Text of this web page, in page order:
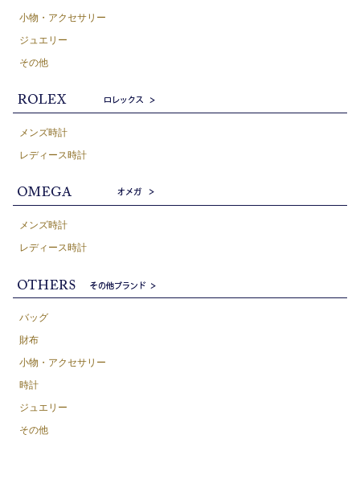
小物・アクセサリー
ジュエリー
その他
メンズ時計
レディース時計
メンズ時計
レディース時計
バッグ
財布
小物・アクセサリー
時計
ジュエリー
その他